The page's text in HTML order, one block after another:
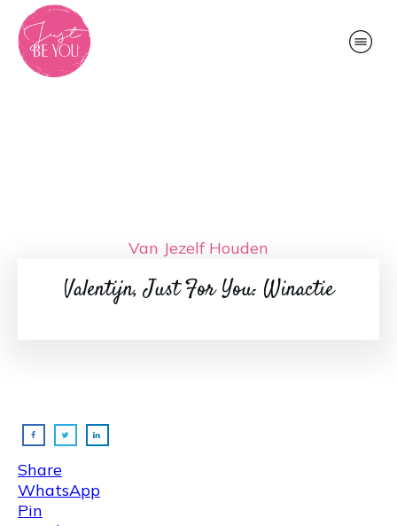
Van Jezelf Houden
Valentijn, Just For You: Winactie
Share
WhatsApp
Pin